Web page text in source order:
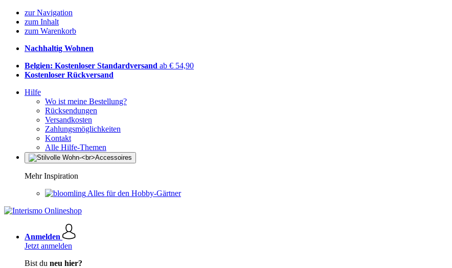
zur Navigation
zum Inhalt
zum Warenkorb
Nachhaltig Wohnen
Belgien: Kostenloser Standardversand ab € 54,90
Kostenloser Rückversand
Hilfe
Wo ist meine Bestellung?
Rücksendungen
Versandkosten
Zahlungsmöglichkeiten
Kontakt
Alle Hilfe-Themen
Mehr Inspiration
Alles für den Hobby-Gärtner
Anmelden
Jetzt anmelden
Bist du neu hier?